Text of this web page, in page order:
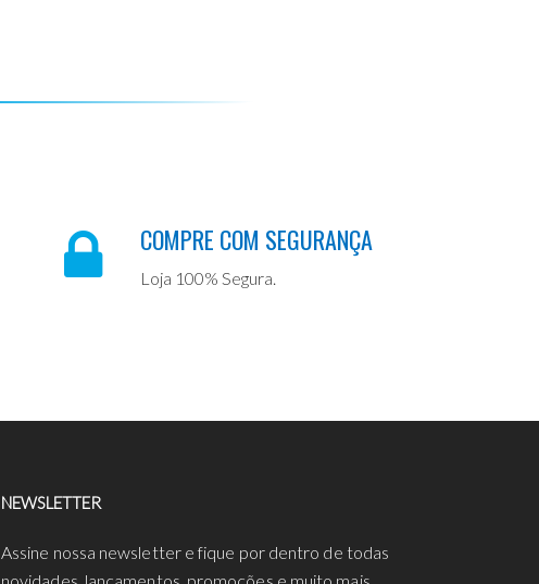
COMPRE COM SEGURANÇA
Loja 100% Segura.
NEWSLETTER
Assine nossa newsletter e fique por dentro de todas